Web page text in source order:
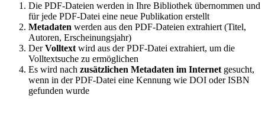
Die PDF-Dateien werden in Ihre Bibliothek übernommen und
für jede PDF-Datei eine neue Publikation erstellt
Metadaten werden aus den PDF-Dateien extrahiert (Titel,
Autoren, Erscheinungsjahr)
DerVolltext wird aus der PDF-Datei extrahiert, um die
Volltextsuche zu ermöglichen
Es wird nach zusätzlichen Metadaten im Internet gesucht,
wenn in der PDF-Datei eine Kennung wie DOI oder ISBN
gefunden wurde